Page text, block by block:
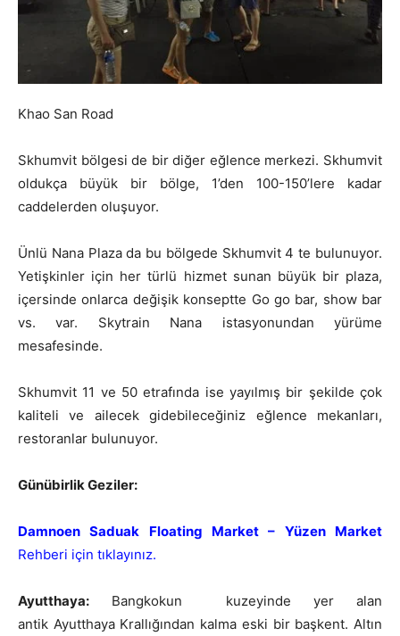
Khao San Road
Skhumvit bölgesi de bir diğer eğlence merkezi. Skhumvit
oldukça büyük bir bölge, 1’den 100-150’lere kadar
caddelerden oluşuyor.
Ünlü Nana Plaza da bu bölgede Skhumvit 4 te bulunuyor.
Yetişkinler için her türlü hizmet sunan büyük bir plaza,
içersinde onlarca değişik konseptte Go go bar, show bar
vs. var. Skytrain Nana istasyonundan yürüme
mesafesinde.
Skhumvit 11 ve 50 etrafında ise yayılmış bir şekilde çok
kaliteli ve ailecek gidebileceğiniz eğlence mekanları,
restoranlar bulunuyor.
Günübirlik Geziler:
Damnoen Saduak Floating Market – Yüzen Market
Rehberi için tıklayınız.
Ayutthaya: Bangkokun kuzeyinde yer alan
antik Ayutthaya Krallığından kalma eski bir başkent. Altın